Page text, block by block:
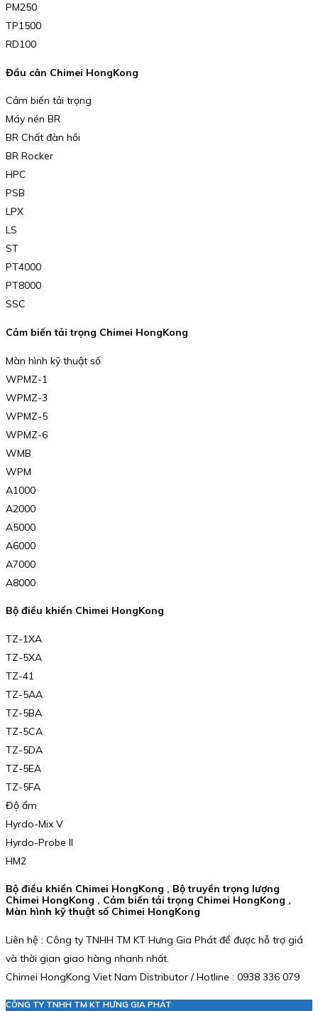
PM250
TP1500
RD100
Đầu cân Chimei HongKong
Cảm biến tải trọng
Máy nén BR
BR Chất đàn hồi
BR Rocker
HPC
PSB
LPX
LS
ST
PT4000
PT8000
SSC
Cảm biến tải trọng Chimei HongKong
Màn hình kỹ thuật số
WPMZ-1
WPMZ-3
WPMZ-5
WPMZ-6
WMB
WPM
A1000
A2000
A5000
A6000
A7000
A8000
Bộ điều khiển Chimei HongKong
TZ-1XA
TZ-5XA
TZ-41
TZ-5AA
TZ-5BA
TZ-5CA
TZ-5DA
TZ-5EA
TZ-5FA
Độ ẩm
Hyrdo-Mix V
Hyrdo-Probe II
HM2
Bộ điều khiển Chimei HongKong , Bộ truyền trọng lượng
Chimei HongKong , Cảm biến tải trọng Chimei HongKong ,
Màn hình kỹ thuật số Chimei HongKong
Liên hệ : Công ty TNHH TM KT Hưng Gia Phát để được hỗ trợ giá
và thời gian giao hàng nhanh nhất.
Chimei HongKong Viet Nam Distributor / Hotline : 0938 336 079
CÔNG TY TNHH TM KT HƯNG GIA PHÁT